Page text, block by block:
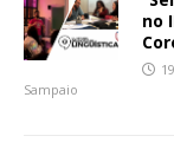
no
Sampaio